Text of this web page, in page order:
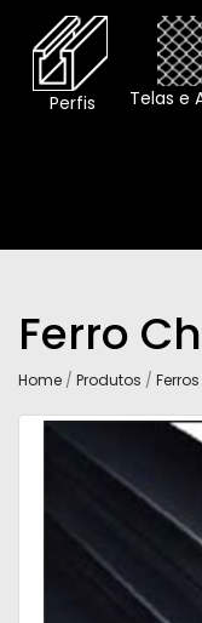
Perfis Telas e
Ferro
Home / Produtos / Ferros